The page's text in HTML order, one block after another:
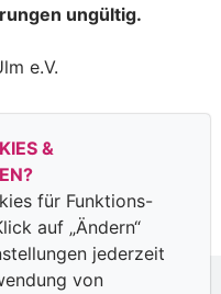
&
für Funktions-
auf „Ändern“
jederzeit
von
ungültig.
e.V.